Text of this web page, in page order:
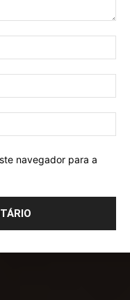
navegador para a